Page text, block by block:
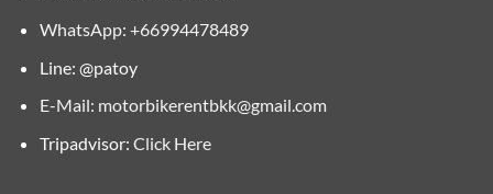
WhatsApp: +66994478489
Line: @patoy
E-Mail: motorbikerentbkk@gmail.com
Tripadvisor: Click Here